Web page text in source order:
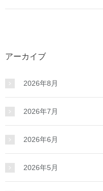
アーカイブ
2026年8月
2026年7月
2026年6月
2026年5月